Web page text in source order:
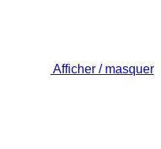
Afficher / masquer